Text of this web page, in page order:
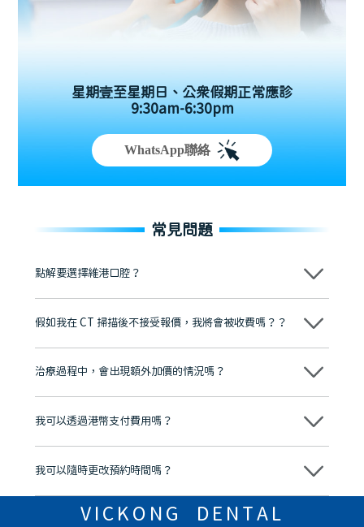
星期壹至星期日、公眾假期正常應診
9:30am-6:30pm
WhatsApp聯絡
常見問題
點解要選擇維港口腔？
維港口腔踐行「醫道濟世」的大學校訓，各分院匯聚來自香港、內地的
牌」、「2025香港企業領袖品牌」，是諾貝爾種植系統全球放心植牙中
至今已服務超過三十個國家和地區的顧客，受到粵港澳大灣區及周邊城
市市民極高的口碑評價及信任推薦 珠海、深圳設有八大分院，香港亦設
有咨詢及服務保障中心，有任何問題都可以隨時預約免費咨詢，讓人十
假如我在 CT 掃描後不接受報價，我將會被收費嗎？？
不會！只要未開始實際服務之前，你不會被收取任何費用。
治療過程中，會出現額外加價的情況嗎？
不會，治療前我們會詳細說明治療方案及對應的價錢，顧客同意並簽字
我可以透過港幣支付費用嗎？
可以。維港口腔會按照當日匯率轉算收取費用，而匯率會及時告知客人
我可以隨時更改預約時間嗎？
可以，請盡早通過wechat或whatsapp聯絡我們，告知我們你原本預約
的時間及資料，並且重新預約的日期及時段
VICKONG DENTAL